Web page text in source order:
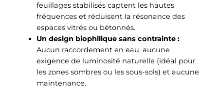
feuillages stabilisés captent les hautes
fréquences et réduisent la résonance des
espaces vitrés ou bétonnés.
Un design biophilique sans contrainte :
Aucun raccordement en eau, aucune
exigence de luminosité naturelle (idéal pour
les zones sombres ou les sous-sols) et aucune
maintenance.